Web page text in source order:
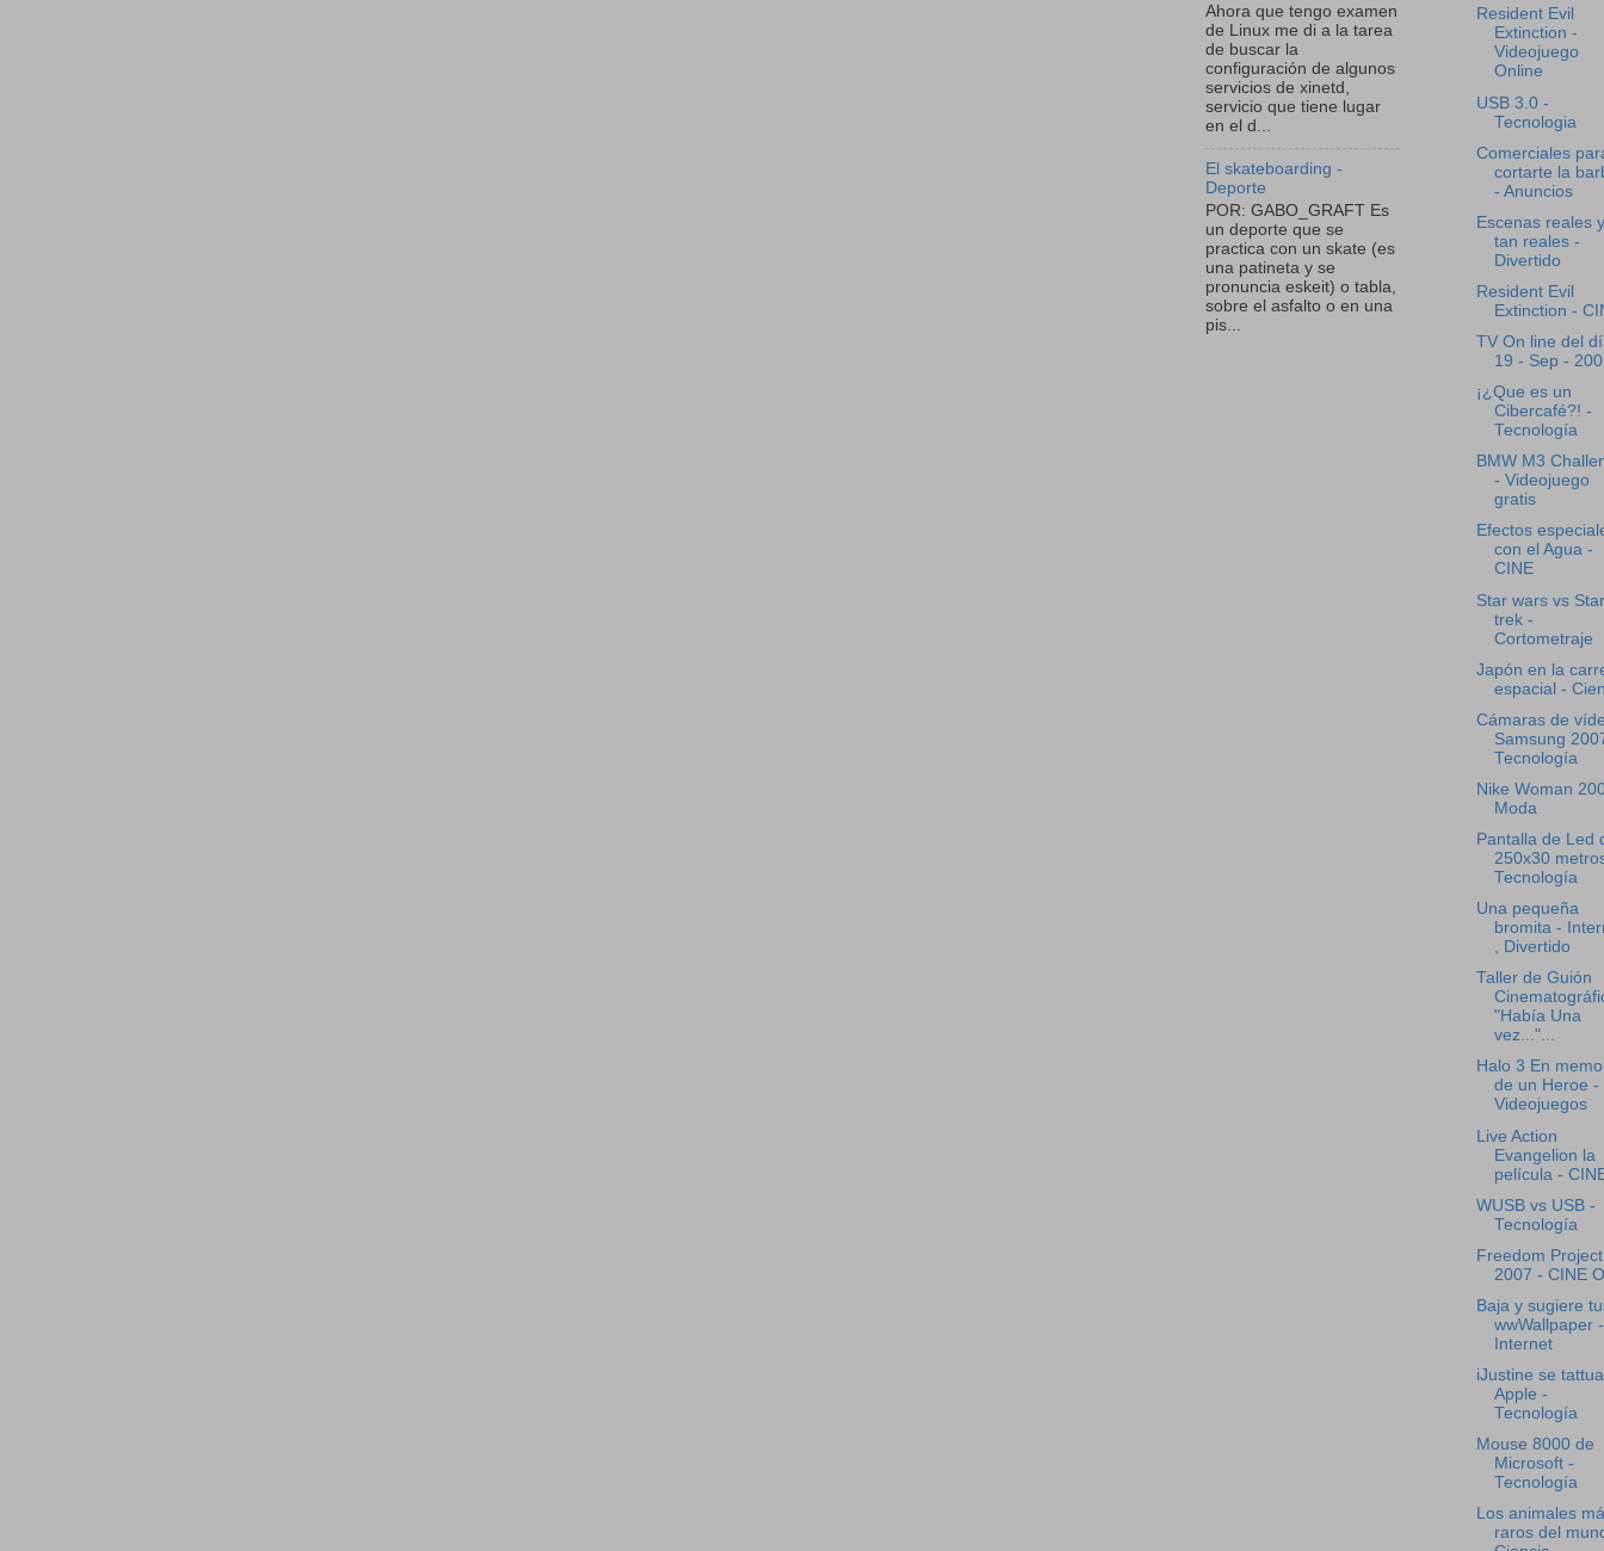
Ahora que tengo examen
de Linux me di a la tarea
de buscar la
configuración de algunos
servicios de xinetd,
servicio que tiene lugar
en el d...
El skateboarding -
Deporte
POR: GABO_GRAFT Es
un deporte que se
practica con un skate (es
una patineta y se
pronuncia eskeit) o tabla,
sobre el asfalto o en una
pis...
Resident Evil
Extinction -
Videojuego
Online
USB 3.0 -
Tecnologia
Comerciales
cortarte la
- Anuncios
Escenas reales
tan reales -
Divertido
Resident Evil
Extinction -
TV On line del
19 - Sep -
¡¿Que es un
Cibercafé?! -
Tecnología
BMW M3
- Videojuego
gratis
Efectos
con el Agua -
CINE
Star wars vs Star
trek -
Cortometraje
Japón en la
espacial -
Cámaras de
Samsung
Tecnología
Nike Woman
Moda
Pantalla de Led
250x30
Tecnología
Una pequeña
bromita -
, Divertido
Taller de Guión
"Había Una
vez..."...
Halo 3 En
de un Heroe -
Videojuegos
Live Action
Evangelion la
película -
WUSB vs USB -
Tecnología
Freedom Project
2007 - CINE
Baja y sugiere
wwWallpaper
Internet
iJustine se
Apple -
Tecnología
Mouse 8000 de
Microsoft -
Tecnología
Los animales
raros del